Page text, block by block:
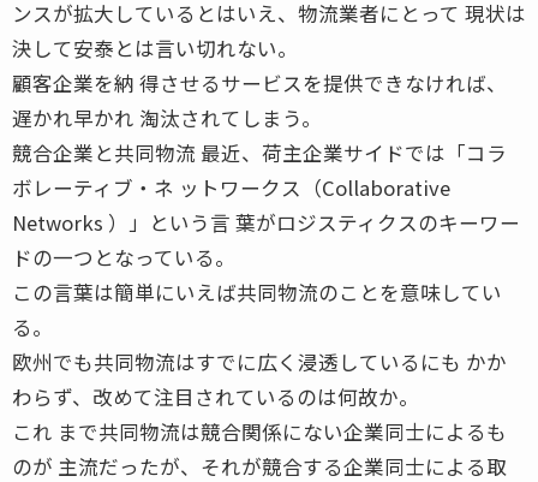
ンスが拡大しているとはいえ、物流業者にとって 現状は
決して安泰とは言い切れない。
顧客企業を納 得させるサービスを提供できなければ、
遅かれ早かれ 淘汰されてしまう。
競合企業と共同物流 最近、荷主企業サイドでは「コラ
ボレーティブ・ネ ットワークス（Collaborative
Networks ）」という言 葉がロジスティクスのキーワー
ドの一つとなっている。
この言葉は簡単にいえば共同物流のことを意味してい
る。
欧州でも共同物流はすでに広く浸透しているにも かか
わらず、改めて注目されているのは何故か。
これ まで共同物流は競合関係にない企業同士によるも
のが 主流だったが、それが競合する企業同士による取